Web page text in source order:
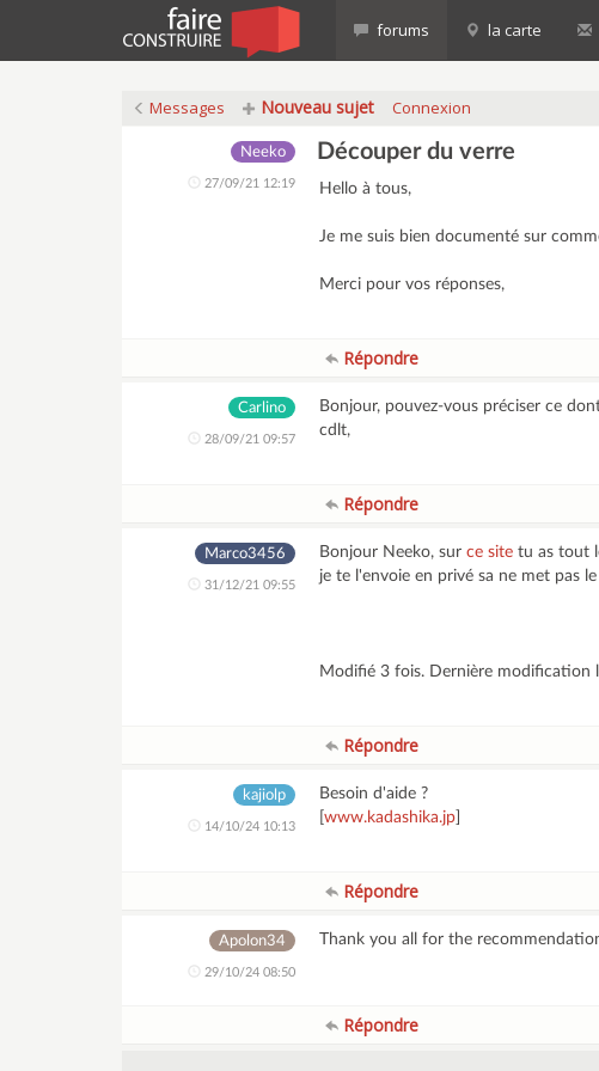
forums la carte
Messages Nouveau sujet Connexion
Neeko
27/09/21 12:19
Découper du verre
Hello à tous,
Je me suis bien documenté sur
Merci pour vos réponses,
Répondre
Carlino
28/09/21 09:57
Bonjour, pouvez-vous préciser ce
cdlt,
Répondre
Marco3456
31/12/21 09:55
Bonjour Neeko, surce site tu as tout
je te l'envoie en privé sa ne met pas
Modifié 3 fois. Dernière
Répondre
kajiolp
14/10/24 10:13
Besoin d'aide ?
[www.kadashika.jp
Répondre
Apolon34
29/10/24 08:50
Thank you all for the
Répondre